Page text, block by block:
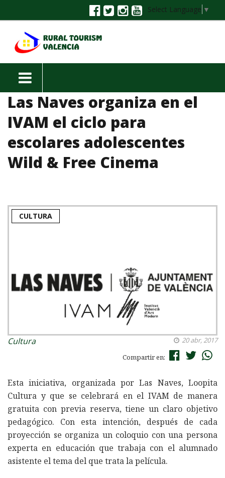
Select Language ▼
Las Naves organiza en el
IVAM el ciclo para
escolares adolescentes
Wild & Free Cinema
CULTURA
Cultura
20 abr, 2017
Compartir en:
Esta iniciativa, organizada por Las Naves, Loopita
Cultura y que se celebrará en el IVAM de manera
gratuita con previa reserva, tiene un claro objetivo
pedagógico. Con esta intención, después de cada
proyección se organiza un coloquio con una persona
experta en educación que trabaja con el alumnado
asistente el tema del que trata la película.